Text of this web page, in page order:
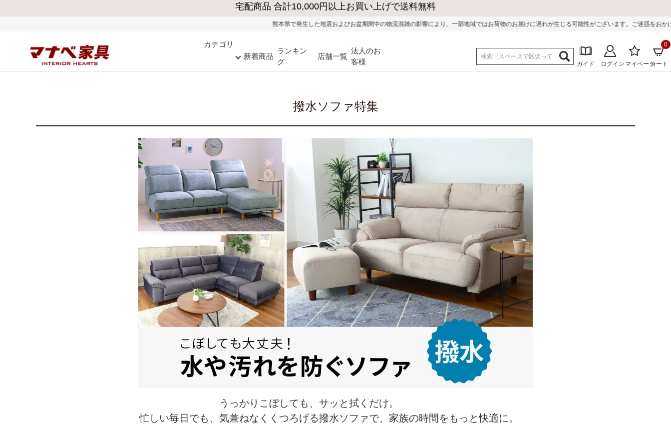
熊本県で発生した地震およびお盆期間中の物流混雑の影響により、一部地域ではお荷物のお届けに遅れが生じる可能性がございます。ご迷惑をおかけしまして誠に申し訳ございません。
カテゴリ
新着商品
ランキン
グ
店舗一覧
法人のお
客様
ガイド ログイン マイページカート
0
撥水ソファ特集
うっかりこぼしても、サッと拭くだけ。
忙しい毎日でも、気兼ねなくくつろげる撥水ソファで、家族の時間をもっと快適に。